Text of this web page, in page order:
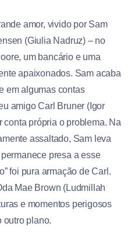
amor, vivido por Sam
(Giulia Nadruz) – no
um bancário e uma
apaixonados. Sam acaba
em algumas contas
amigo Carl Bruner (Igor
conta própria o problema. Na
assaltado, Sam leva
presa a esse
foi pura armação de Carl.
Mae Brown (Ludmillah
e momentos perigosos
outro plano.